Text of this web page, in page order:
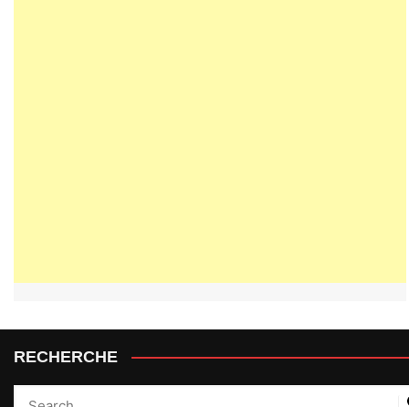
RECHERCHE